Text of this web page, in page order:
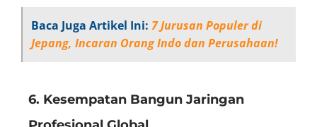
Baca Juga Artikel Ini: 7 Jurusan Populer di
Jepang, Incaran Orang Indo dan Perusahaan!
6. Kesempatan Bangun Jaringan